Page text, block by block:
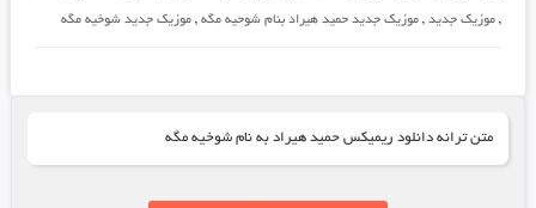
, موزیک جدید, موزیک جدید حمید هیراد بنام شوحیه مگه, موزیک جدید شوخیه مگه
متن ترانه دانلود ریمیکس حمید هیراد به نام شوخیه مگه